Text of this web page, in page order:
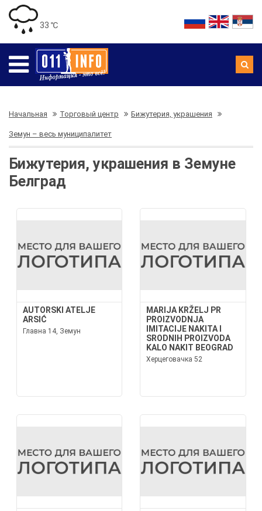
33 ℃
Начальная Торговый центр Бижутерия, украшения
Земун – весь муниципалитет
Бижутерия, украшения в Земуне
Белград
AUTORSKI ATELJE
ARSIĆ
Главна 14, Земун
MARIJA KRŽELJ PR
PROIZVODNJA
IMITACIJE NAKITA I
SRODNIH PROIZVODA
KALO NAKIT BEOGRAD
Херцеговачка 52